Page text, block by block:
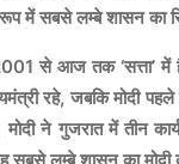
में सबसे लम्बे शासन का
से आज तक ‘सत्ता’
रहे, जबकि मोदी
ने गुजरात में तीन